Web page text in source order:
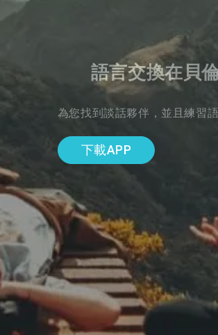
語言交換在貝
為您找到談話夥伴，並且練習
下載APP